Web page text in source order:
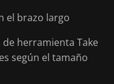
el brazo largo
herramienta Take
según el tamaño